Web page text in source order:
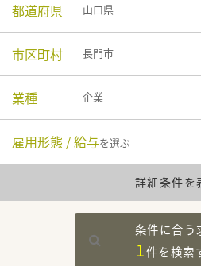
都道府県 山口県
市区町村 長門市
業種 企業
雇用形態 / 給与を選ぶ
詳細条件を
条件に合う
1件を検索